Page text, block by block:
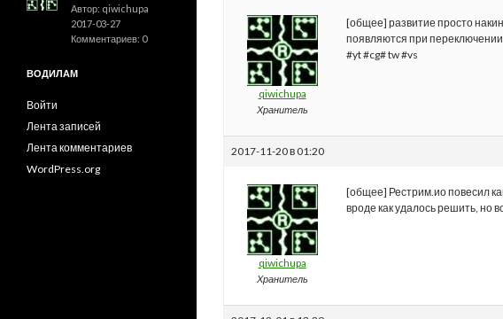
qiwichupa
Хранитель
[общее] развитие просто
появляются при
#yt #cg# tw #vs
2017-11-20 в 01:20
qiwichupa
Хранитель
[общее] Рестрим.ио повесил
вроде как удалось решить, но
Автор: qiwichupa
2017-03-27
Комментариев: 0
ВОДИЛАМ
Войти
Лента записей
Лента комментариев
WordPress.org